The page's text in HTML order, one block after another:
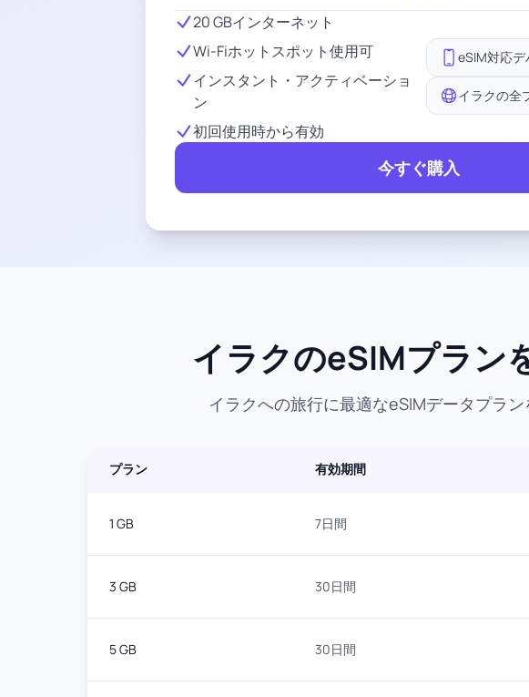
20 GBインターネット
Wi-Fiホットスポット使用可
インスタント・アクティベーショ
ン
初回使用時から有効
eSIM対応デ
イラクの全
今すぐ購入
イラクのeSIMプラン
イラクへの旅行に最適なeSIMデータプラ
プラン 有効期間
1 GB 7日間
3 GB 30日間
5 GB 30日間